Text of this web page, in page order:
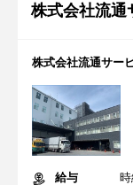
株式会社流通
株式会社流通サー
給与